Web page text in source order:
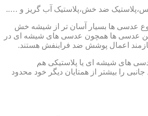
عدسی ها بسیار آسان تر از شیشه خش
عدسی ها همچون عدسی های شیشه ای در
اعمال پوشش ضد فرابنفش هستند.
های شیشه ای یا پلاستیکی هم
را بیشتر از همتایان دیگر خود محدود